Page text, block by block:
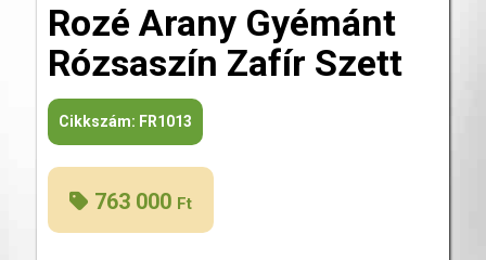
Rozé Arany Gyémánt
Rózsaszín Zafír Szett
Cikkszám: FR1013
763 000 Ft